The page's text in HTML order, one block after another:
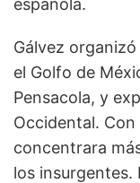
Gálvez
el Golfo de
Pensacola, y
Occidental.
concentrara
los insurgentes.